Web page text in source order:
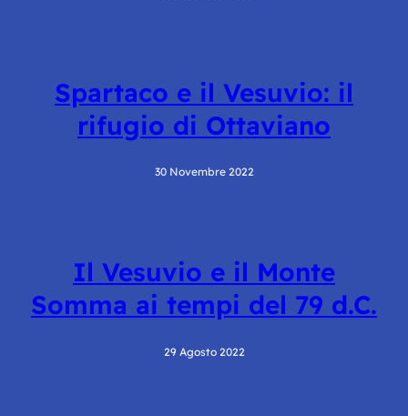
Spartaco e il Vesuvio: il
rifugio di Ottaviano
30 Novembre 2022
Il Vesuvio e il Monte
Somma ai tempi del 79 d.C.
29 Agosto 2022